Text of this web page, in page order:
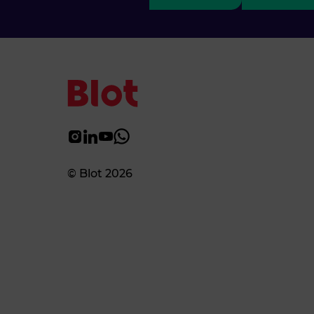
© Blot 2026